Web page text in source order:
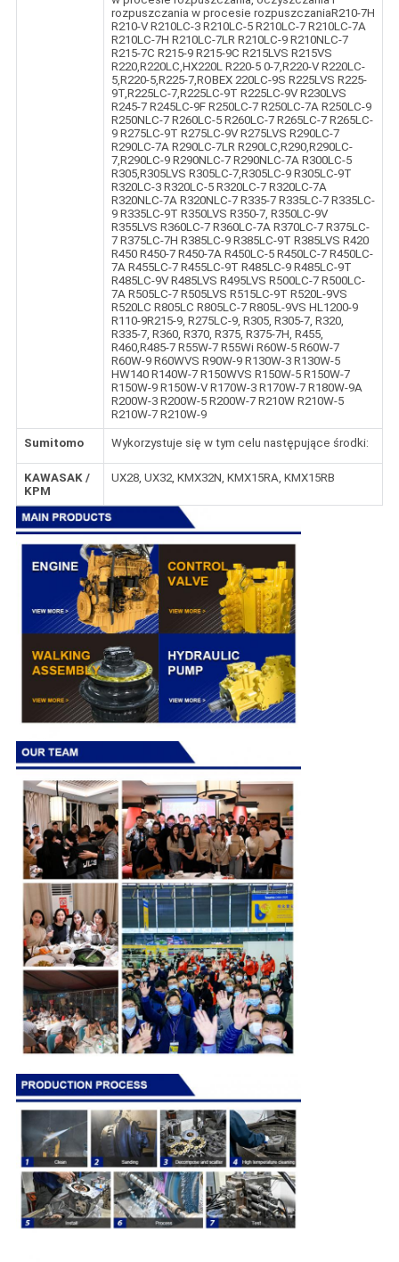
rozpuszczania w procesie rozpuszczaniaR210-7H
R210-V R210LC-3 R210LC-5 R210LC-7 R210LC-7A
R210LC-7H R210LC-7LR R210LC-9 R210NLC-7
R215-7C R215-9 R215-9C R215LVS R215VS
R220,R220LC,HX220L R220-5 0-7,R220-V R220LC-
5,R220-5,R225-7,ROBEX 220LC-9S R225LVS R225-
9T,R225LC-7,R225LC-9T R225LC-9V R230LVS
R245-7 R245LC-9F R250LC-7 R250LC-7A R250LC-9
R250NLC-7 R260LC-5 R260LC-7 R265LC-7 R265LC-
9 R275LC-9T R275LC-9V R275LVS R290LC-7
R290LC-7A R290LC-7LR R290LC,R290,R290LC-
7,R290LC-9 R290NLC-7 R290NLC-7A R300LC-5
R305,R305LVS R305LC-7,R305LC-9 R305LC-9T
R320LC-3 R320LC-5 R320LC-7 R320LC-7A
R320NLC-7A R320NLC-7 R335-7 R335LC-7 R335LC-
9 R335LC-9T R350LVS R350-7, R350LC-9V
R355LVS R360LC-7 R360LC-7A R370LC-7 R375LC-
7 R375LC-7H R385LC-9 R385LC-9T R385LVS R420
R450 R450-7 R450-7A R450LC-5 R450LC-7 R450LC-
7A R455LC-7 R455LC-9T R485LC-9 R485LC-9T
R485LC-9V R485LVS R495LVS R500LC-7 R500LC-
7A R505LC-7 R505LVS R515LC-9T R520L-9VS
R520LC R805LC R805LC-7 R805L-9VS HL1200-9
R110-9R215-9, R275LC-9, R305, R305-7, R320,
R335-7, R360, R370, R375, R375-7H, R455,
R460,R485-7 R55W-7 R55Wi R60W-5 R60W-7
R60W-9 R60WVS R90W-9 R130W-3 R130W-5
HW140 R140W-7 R150WVS R150W-5 R150W-7
R150W-9 R150W-V R170W-3 R170W-7 R180W-9A
R200W-3 R200W-5 R200W-7 R210W R210W-5
R210W-7 R210W-9
Sumitomo Wykorzystuje się w tym celu następujące środki:
KAWASAK /
KPM
UX28, UX32, KMX32N, KMX15RA, KMX15RB